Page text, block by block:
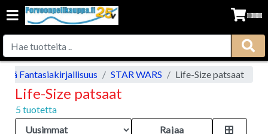
Fantasiakirjallisuus STAR WARS Life-Size patsaat
Life-Size patsaat
5 tuotetta
Rajaa